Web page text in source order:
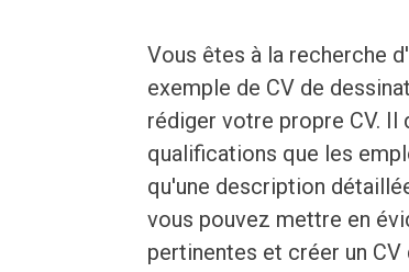
Vous êtes à la recherche
exemple de CV de
rédiger votre propre CV.
qualifications que les
qu'une description
vous pouvez mettre en
pertinentes et créer un